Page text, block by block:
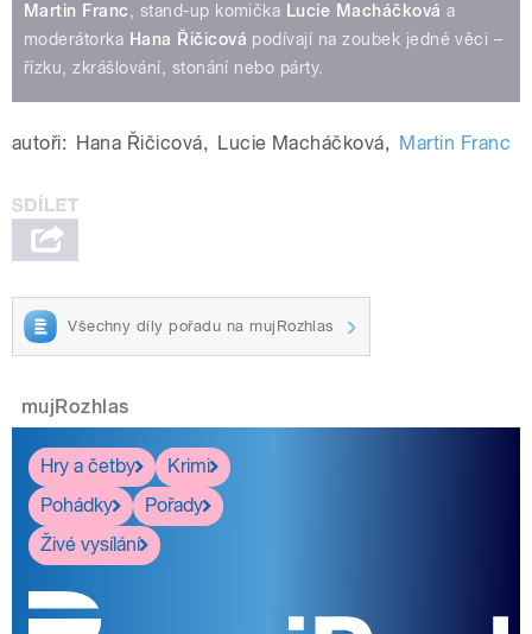
Martin Franc, stand-up komička Lucie Macháčková a
moderátorka Hana Řičicová podívají na zoubek jedné věci –
řízku, zkrášlování, stonání nebo párty.
autoři: Hana Řičicová, Lucie Macháčková, Martin Franc
Všechny díly pořadu na mujRozhlas
mujRozhlas
Hry a četby
Krimi
Pohádky
Pořady
Živé vysílání